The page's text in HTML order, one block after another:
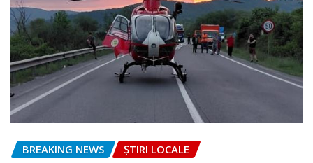
BREAKING NEWS ȘTIRI LOCALE